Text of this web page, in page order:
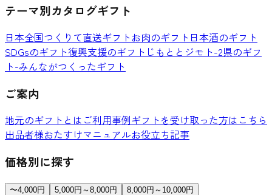
テーマ別カタログギフト
日本全国つくりて直送ギフトお肉のギフト 日本酒のギフト
SDGsのギフト復興支援のギフト じもととジモト-2県のギフ
ト-みんながつくったギフト
ご案内
地元のギフトとは ご利用事例ギフトを受け取った方はこちら
出品者様おたすけマニュアルお役立ち記事
価格別に探す
〜4,000円 5,000円～8,000円
8,000円～10,000円